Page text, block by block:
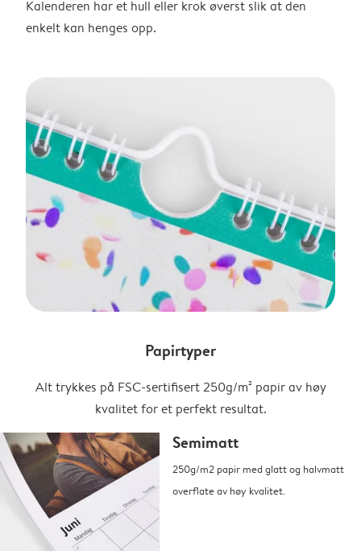
Kalenderen har et hull eller krok øverst slik at den
enkelt kan henges opp.
Papirtyper
Alt trykkes på FSC-sertifisert 250g/m² papir av høy
kvalitet for et perfekt resultat.
Semimatt
250g/m2 papir med glatt og halvmatt
overflate av høy kvalitet.